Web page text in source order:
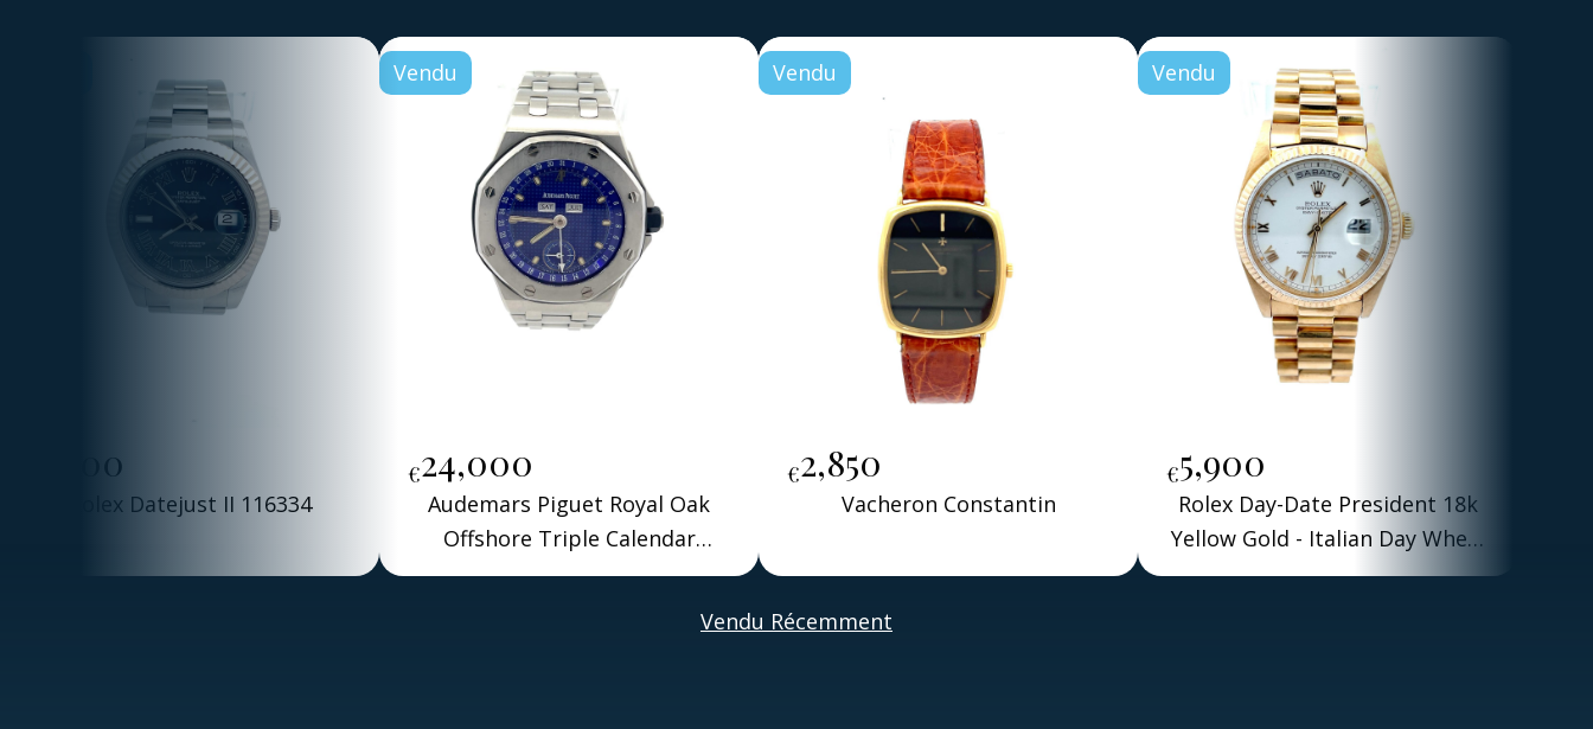
7,500
Rolex Datejust II 116334
Vendu
€24,000
Audemars Piguet Royal Oak
Offshore Triple Calendar
Alberto Tomba 1998
Vendu
€2,850
Vacheron Constantin
Vendu
€5,900
Rolex Day-Date President 18k
Yellow Gold - Italian Day Wheel
- Roman Dial
Vendu Récemment